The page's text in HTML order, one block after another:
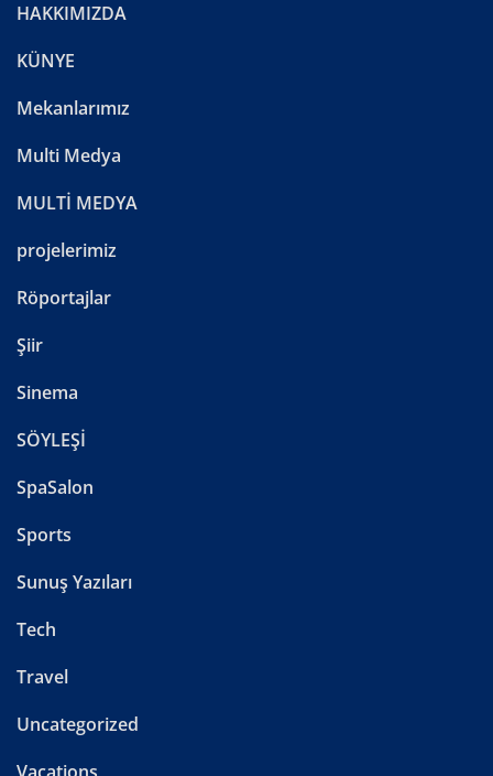
HAKKIMIZDA
KÜNYE
Mekanlarımız
Multi Medya
MULTİ MEDYA
projelerimiz
Röportajlar
Şiir
Sinema
SÖYLEŞİ
SpaSalon
Sports
Sunuş Yazıları
Tech
Travel
Uncategorized